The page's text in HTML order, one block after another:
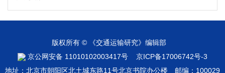
版权所有 © 《交通运输研究》编辑部
京公网安备 11010102003417号
京ICP备17006742号-3
地址：北京市朝阳区北土城东路11号北京书院办公楼 邮编：100029